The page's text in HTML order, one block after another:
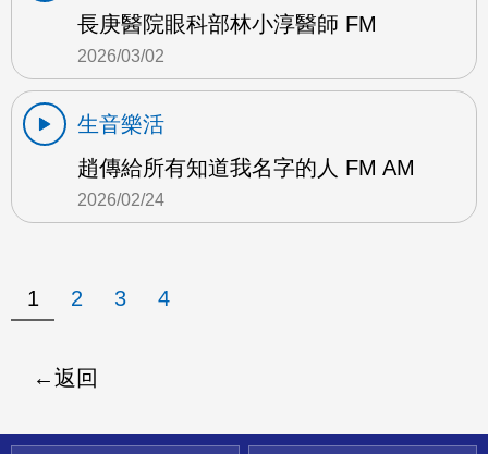
長庚醫院眼科部林小淳醫師 FM
2026/03/02
生音樂活
趙傳給所有知道我名字的人 FM AM
2026/02/24
1 2 3 4
返回